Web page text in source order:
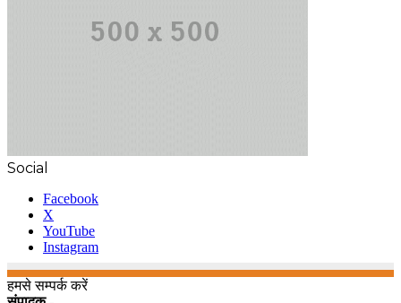
Social
Facebook
X
YouTube
Instagram
हमसे सम्पर्क करें